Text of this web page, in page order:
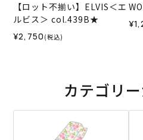
【ロット不揃い】ELVIS＜エ
ルビス＞ col.439B★
¥2,750 (税込)
カテゴリ